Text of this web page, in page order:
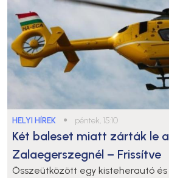
HELYI HÍREK ● péntek, 15:10
Két baleset miatt zárták le
Zalaegerszegnél – Frissítve
Összeütközött egy kisteherautó